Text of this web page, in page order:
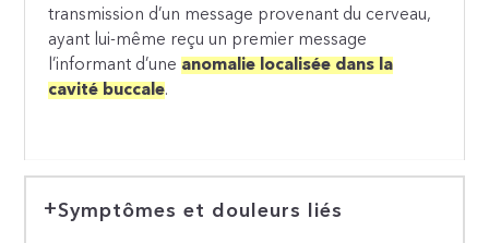
transmission d’un message provenant du cerveau,
ayant lui-même reçu un premier message
l’informant d’une anomalie localisée dans la
cavité buccale.
Symptômes et douleurs liés